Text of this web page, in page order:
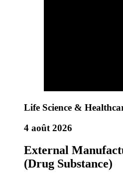
Life Science &
4 août 2026
External
(Drug Substance)